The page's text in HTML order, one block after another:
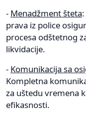
- Menadžment šteta
prava iz police
procesa odštetnog
likvidacije.
- Komunikacija sa
Kompletna
za uštedu vremena
efikasnosti.